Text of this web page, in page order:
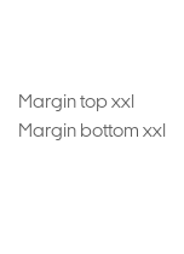
Margin top xxl
Margin bottom xxl